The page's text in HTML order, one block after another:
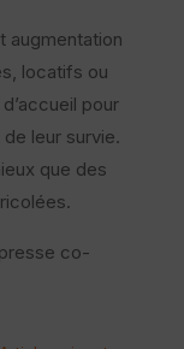
augmentation
locatifs ou
pour
leur survie.
que des
co-